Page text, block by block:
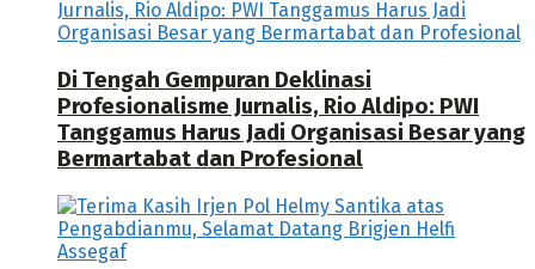
Di Tengah Gempuran Deklinasi
Profesionalisme Jurnalis, Rio Aldipo: PWI
Tanggamus Harus Jadi Organisasi Besar yang
Bermartabat dan Profesional